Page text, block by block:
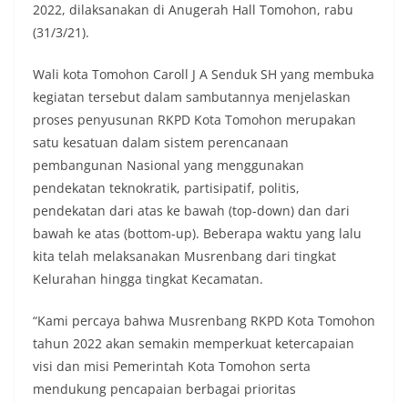
2022, dilaksanakan di Anugerah Hall Tomohon, rabu
(31/3/21).
Wali kota Tomohon Caroll J A Senduk SH yang membuka
kegiatan tersebut dalam sambutannya menjelaskan
proses penyusunan RKPD Kota Tomohon merupakan
satu kesatuan dalam sistem perencanaan
pembangunan Nasional yang menggunakan
pendekatan teknokratik, partisipatif, politis,
pendekatan dari atas ke bawah (top-down) dan dari
bawah ke atas (bottom-up). Beberapa waktu yang lalu
kita telah melaksanakan Musrenbang dari tingkat
Kelurahan hingga tingkat Kecamatan.
“Kami percaya bahwa Musrenbang RKPD Kota Tomohon
tahun 2022 akan semakin memperkuat ketercapaian
visi dan misi Pemerintah Kota Tomohon serta
mendukung pencapaian berbagai prioritas